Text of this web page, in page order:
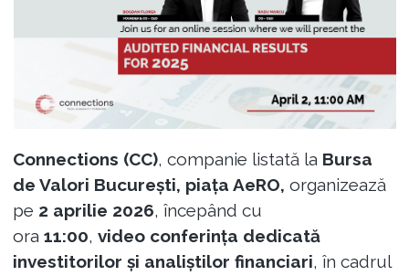
Connections (CC), companie listată la Bursa
de Valori București, piața AeRO, organizează
pe 2 aprilie 2026, începând cu
ora11:00,video conferința dedicată
investitorilor și analiștilor financiari, în cadrul